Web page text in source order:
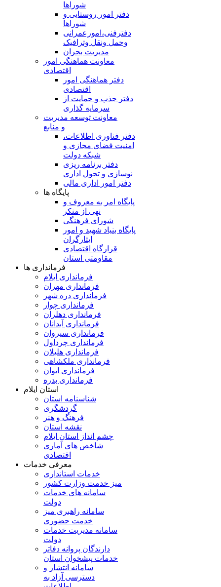
شوراها
دفتر امور روستایی و
شوراها
دفترفنی،امورعمرانی
وحمل ونقل وترافيک
مدیریت بحران
معاونت هماهنگی امور
اقتصادی
دفتر هماهنگی امور
اقتصادی
دفتر جذب و حمایت از
سرمایه گذاری
معاونت توسعه مدیریت
و منابع
دفتر فناوری اطلاعات،
امنیت فضای مجازی و
شبکه دولت
دفتر برنامه ریزی
نوسازی و تحول اداری
دفتر امور اداری مالی
پایگاه ها
پایگاه امر به معروف و
نهی از منکر
شورای فرهنگی
پایگاه بنیاد شهید و امور
ایثارگران
قرارگاه اقتصادی
مقاومتی استان
فرمانداری ها
فرمانداری ایلام
فرمانداری مهران
فرمانداری دره شهر
فرمانداری چوار
فرمانداری دهلران
فرمانداری آبدانان
فرمانداری سیروان
فرمانداری چرداول
فرمانداری هلیلان
فرمانداری ملکشاهی
فرمانداری ایوان
فرمانداری بدره
استان ایلام
شناسنامه استان
گردشگری
فرهنگ و هنر
نقشه استان
چشم انداز استان ایلام
شاخص های آماری
اقتصادی
معرفی خدمات
خدمات استانداری
میز خدمت وزارت کشور
سامانه های خدمات
دولت
سامانه راهبری میز
خدمت حضوری
سامانه مدیریت خدمات
دولت
دارندگان پروانه دفاتر
خدمات پیشخوان استان
سامانه انتشار و
دسترسی آزاد به